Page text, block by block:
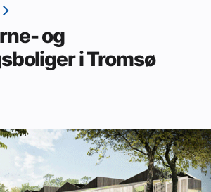
og
i Tromsø